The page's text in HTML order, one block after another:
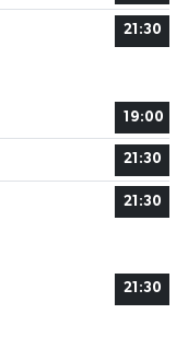
21:30
19:00
21:30
21:30
21:30